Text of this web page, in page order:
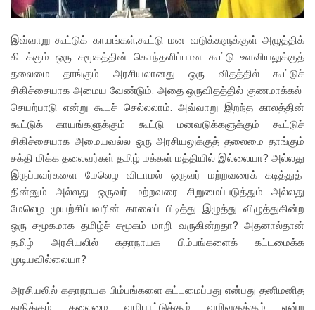
இவ்வாறு கூட்டுக் காயங்கள்,கூட்டு மன வடுக்களுக்குள் அழுத்திக்
கிடக்கும் ஒரு சமூகத்தின் கொந்தளிப்பான கூட்டு உளவியலுக்குத்
தலைமை தாங்கும் அரசியலானது ஒரு விதத்தில் கூட்டுச்
சிகிச்சையாக அமைய வேண்டும். அதை ஒருவிதத்தில் குணமாக்கல்
செயற்பாடு என்று கூடச் செல்லலாம். அவ்வாறு இறந்த காலத்தின்
கூட்டுக் காயங்களுக்கும் கூட்டு மனவடுக்களுக்கும் கூட்டுச்
சிகிச்சையாக அமையவல்ல ஒரு அரசியலுக்குத் தலைமை தாங்கும்
சக்தி மிக்க தலைவர்கள் தமிழ் மக்கள் மத்தியில் இல்லையா? அல்லது
இருப்பவர்களை மேலெழ விடாமல் ஒருவர் மற்றவரைக் கடித்துத்
தின்னும் அல்லது ஒருவர் மற்றவரை சிறுமைப்படுத்தும் அல்லது
மேலெழ முயற்சிப்பவரின் காலைப் பிடித்து இழுத்து விழுத்துகின்ற
ஒரு சமூகமாக தமிழ்ச் சமூகம் மாறி வருகின்றதா? அதனால்தான்
தமிழ் அரசியலில் கதாநாயக பிம்பங்களைக் கட்டமைக்க
முடியவில்லையா?
அரசியலில் கதாநாயக பிம்பங்களை கட்டமைப்பது என்பது தனிமனித
துதிக்கும் தலைமை வழிபாட்டுக்கும் வழிவகுக்கும் என்ற